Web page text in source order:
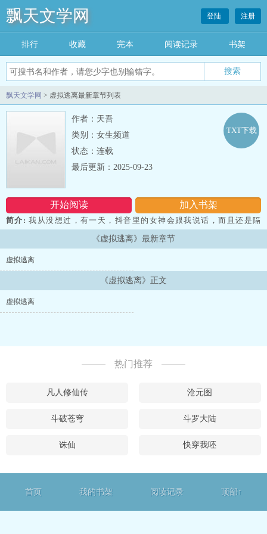
飘天文学网 登陆 注册
排行 收藏 完本 阅读记录 书架
飘天文学网 > 虚拟逃离最新章节列表
作者：天吾
类别：女生频道
状态：连载
开始阅读 加入书架
TXT下载
最后更新：2025-09-23
简介: 我从没想过，有一天，抖音里的女神会跟我说话，而且还是隔
着手机屏幕向我求救！...
《虚拟逃离》最新章节
虚拟逃离
《虚拟逃离》正文
虚拟逃离
热门推荐
凡人修仙传 沧元图
斗破苍穹 斗罗大陆
诛仙 快穿我呸
首页 我的书架 阅读记录 顶部↑